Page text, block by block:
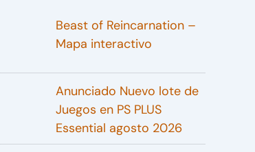
Beast of Reincarnation –
Mapa interactivo
Anunciado Nuevo lote de
Juegos en PS PLUS
Essential agosto 2026